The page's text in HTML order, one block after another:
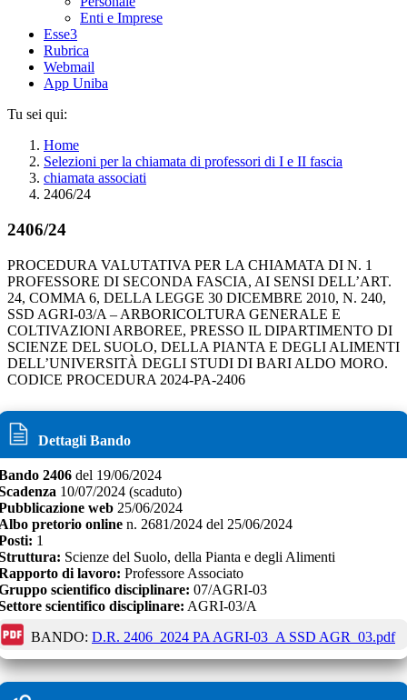
Enti e Imprese
Esse3
Rubrica
Webmail
App Uniba
Tu sei qui:
Home
Selezioni per la chiamata di professori di I e II fascia
chiamata associati
2406/24
2406/24
PROCEDURA VALUTATIVA PER LA CHIAMATA DI N. 1
PROFESSORE DI SECONDA FASCIA, AI SENSI DELL’ART.
24, COMMA 6, DELLA LEGGE 30 DICEMBRE 2010, N. 240,
SSD AGRI-03/A – ARBORICOLTURA GENERALE E
COLTIVAZIONI ARBOREE, PRESSO IL DIPARTIMENTO DI
SCIENZE DEL SUOLO, DELLA PIANTA E DEGLI ALIMENTI
DELL’UNIVERSITÀ DEGLI STUDI DI BARI ALDO MORO.
CODICE PROCEDURA 2024-PA-2406
Dettagli Bando
2406 del 19/06/2024
10/07/2024 (scaduto)
web 25/06/2024
pretorio online n. 2681/2024 del 25/06/2024
1
Scienze del Suolo, della Pianta e degli Alimenti
di lavoro: Professore Associato
scientifico disciplinare: 07/AGRI-03
scientifico disciplinare: AGRI-03/A
BANDO: D.R. 2406_2024 PA AGRI-03_A SSD AGR_03.pdf